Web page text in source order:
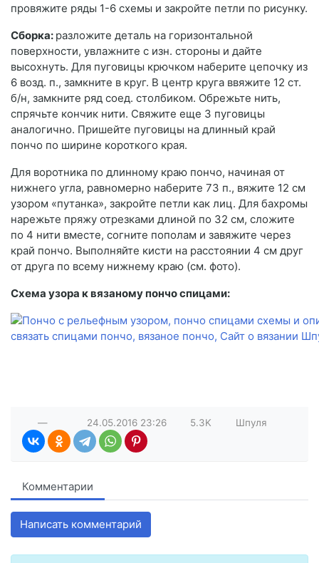
провяжите ряды 1-6 схемы и закройте петли по рисунку.
Сборка: разложите деталь на горизонтальной
поверхности, увлажните с изн. стороны и дайте
высохнуть. Для пуговицы крючком наберите цепочку из
6 возд. п., замкните в круг. В центр круга ввяжите 12 ст.
б/н, замкните ряд соед. столбиком. Обрежьте нить,
спрячьте кончик нити. Свяжите еще 3 пуговицы
аналогично. Пришейте пуговицы на длинный край
пончо по ширине короткого края.
Для воротника по длинному краю пончо, начиная от
нижнего угла, равномерно наберите 73 п., вяжите 12 см
узором «путанка», закройте петли как лиц. Для бахромы
нарежьте пряжу отрезками длиной по 32 см, сложите
по 4 нити вместе, согните пополам и завяжите через
край пончо. Выполняйте кисти на расстоянии 4 см друг
от друга по всему нижнему краю (см. фото).
Схема узора к вязаному пончо спицами:
— 24.05.2016 23:26 5.3K Шпуля
Комментарии
Написать комментарий